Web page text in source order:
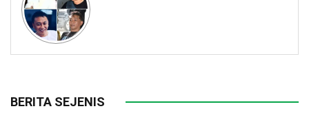
BERITA SEJENIS